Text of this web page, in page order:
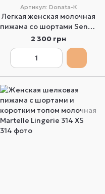
Артикул: Donata-К
Легкая женская молочная
пижама со шортами Sensis
Donata-К S
2 300 грн